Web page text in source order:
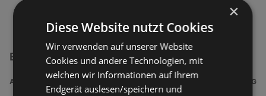
EXPERT Filialen in der Nähe
ADRESSE ENTFERNUNG
×
Diese Website nutzt Cookies
Wir verwenden auf unserer Website
Cookies und andere Technologien, mit
welchen wir Informationen auf Ihrem
Endgerät auslesen/speichern und